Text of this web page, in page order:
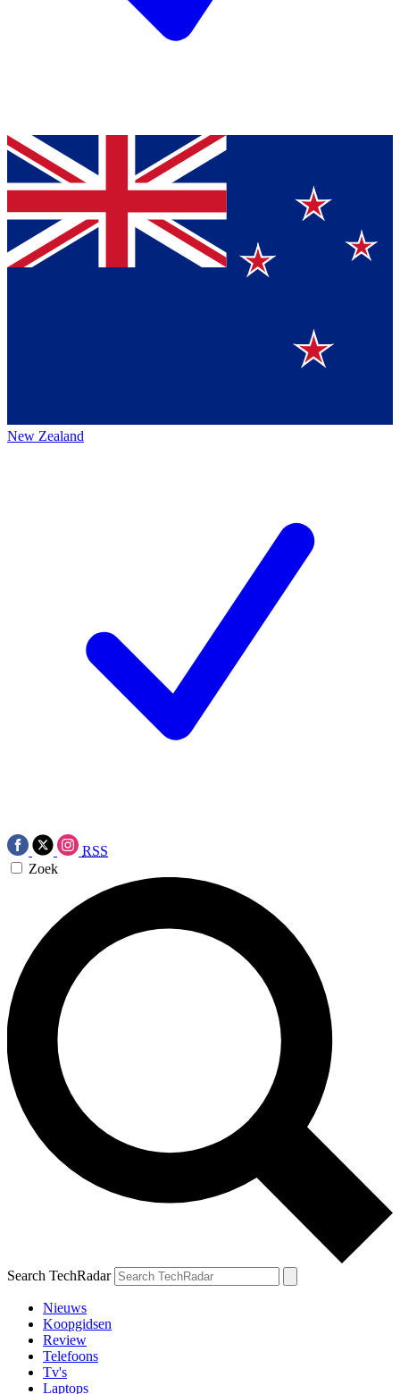
New Zealand
RSS
Zoek
Search TechRadar
Nieuws
Koopgidsen
Review
Telefoons
Tv's
Laptops